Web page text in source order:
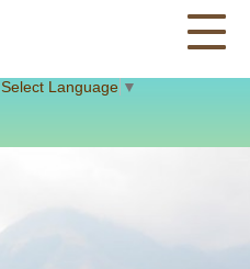
Select Language ▼